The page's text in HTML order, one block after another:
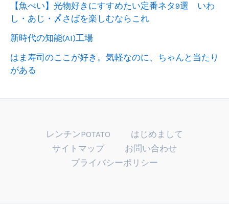
【魚べい】光物好きにすすめたい定番ネタ9選 いわ
し・あじ・〆さばを楽しむならこれ
新時代の知能(AI)工場
はま寿司のここが好き。気軽なのに、ちゃんと当たり
がある
レンチンPOTATO
はじめまして
サイトマップ
お問い合わせ
プライバシーポリシー